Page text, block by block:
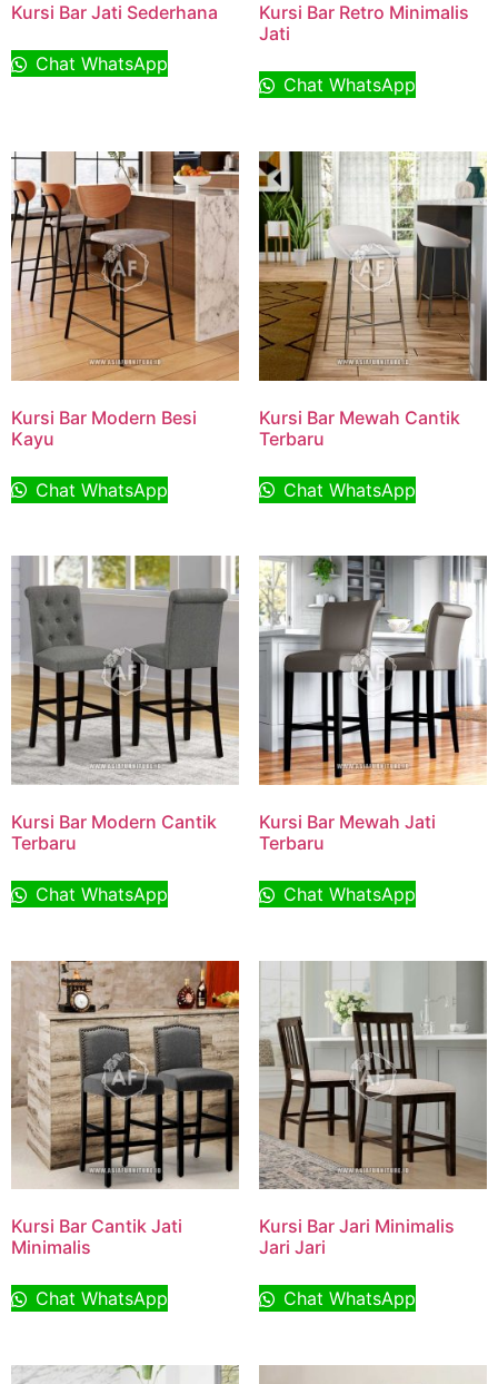
Kursi Bar Jati Sederhana
Chat WhatsApp
Kursi Bar Retro Minimalis
Jati
Chat WhatsApp
Kursi Bar Modern Besi
Kayu
Chat WhatsApp
Kursi Bar Mewah Cantik
Terbaru
Chat WhatsApp
Kursi Bar Modern Cantik
Terbaru
Chat WhatsApp
Kursi Bar Mewah Jati
Terbaru
Chat WhatsApp
Kursi Bar Cantik Jati
Minimalis
Chat WhatsApp
Kursi Bar Jari Minimalis
Jari Jari
Chat WhatsApp